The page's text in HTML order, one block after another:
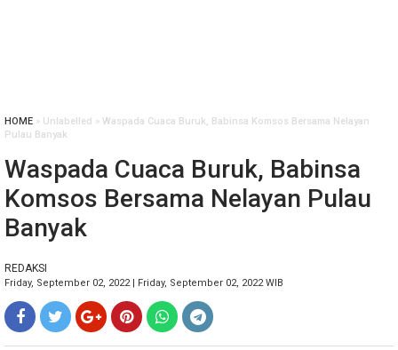
HOME » Unlabelled » Waspada Cuaca Buruk, Babinsa Komsos Bersama Nelayan
Pulau Banyak
Waspada Cuaca Buruk, Babinsa
Komsos Bersama Nelayan Pulau
Banyak
REDAKSI
Friday, September 02, 2022 | Friday, September 02, 2022 WIB